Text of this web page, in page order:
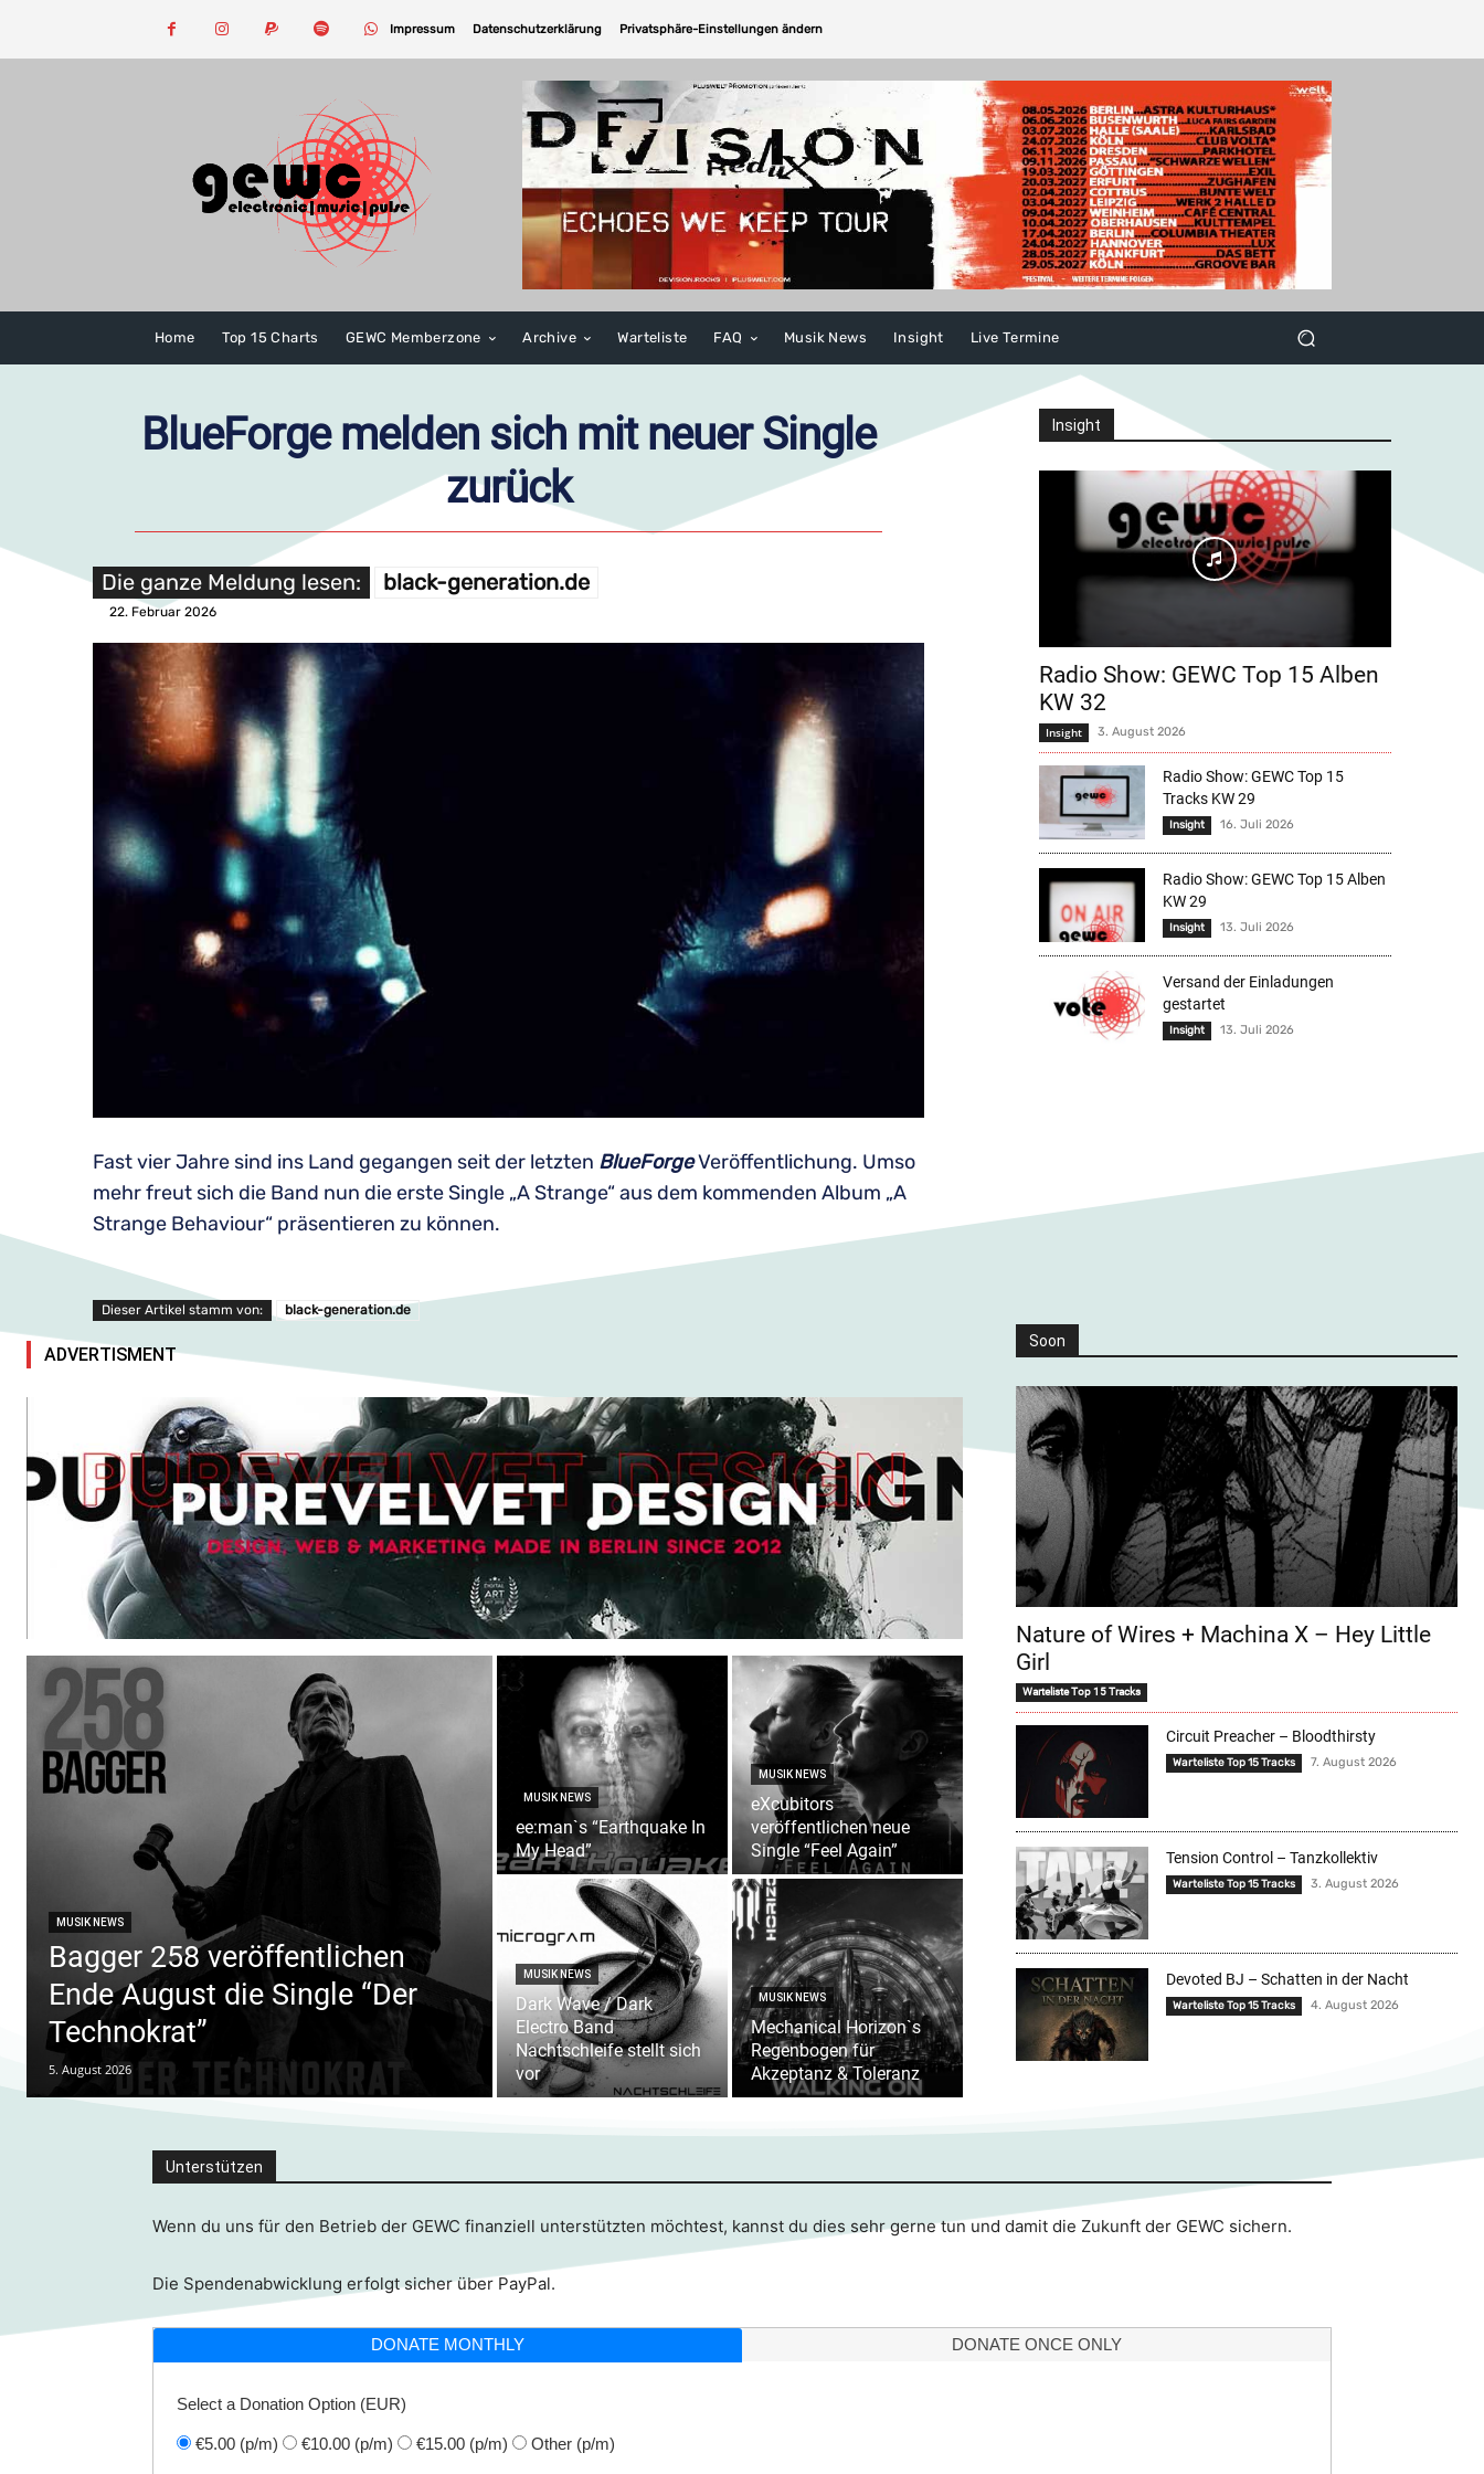
Impressum Datenschutzerklärung Privatsphäre-Einstellungen ändern
Home Top 15 Charts GEWC Memberzone Archive Warteliste FAQ Musik News Insight Live Termine
BlueForge melden sich mit neuer Single
zurück
Die ganze Meldung lesen: black-generation.de
22. Februar 2026
Fast vier Jahre sind ins Land gegangen seit der letzten BlueForgeVeröffentlichung. Umso
mehr freut sich die Band nun die erste Single „A Strange“ aus dem kommenden Album „A
Strange Behaviour“ präsentieren zu können.
Dieser Artikel stamm von: black-generation.de
Insight
Radio Show: GEWC Top 15 Alben
KW 32
Insight 3. August 2026
Radio Show: GEWC Top 15
Tracks KW 29
Insight 16. Juli 2026
Radio Show: GEWC Top 15 Alben
KW 29
Insight 13. Juli 2026
Versand der Einladungen
gestartet
Insight 13. Juli 2026
ADVERTISMENT
MUSIK NEWS
Bagger 258 veröffentlichen
Ende August die Single “Der
Technokrat”
5. August 2026
MUSIK NEWS
ee:man`s “Earthquake In
My Head”
MUSIK NEWS
eXcubitors
veröffentlichen neue
Single “Feel Again”
MUSIK NEWS
Dark Wave / Dark
Electro Band
Nachtschleife stellt sich
vor
MUSIK NEWS
Mechanical Horizon`s
Regenbogen für
Akzeptanz & Toleranz
Soon
Nature of Wires + Machina X – Hey Little
Girl
Warteliste Top 15 Tracks
Circuit Preacher – Bloodthirsty
Warteliste Top 15 Tracks 7. August 2026
Tension Control – Tanzkollektiv
Warteliste Top 15 Tracks 3. August 2026
Devoted BJ – Schatten in der Nacht
Warteliste Top 15 Tracks 4. August 2026
Unterstützen
Wenn du uns für den Betrieb der GEWC finanziell unterstützten möchtest, kannst du dies sehr gerne tun und damit die Zukunft der GEWC sichern.
Die Spendenabwicklung erfolgt sicher über PayPal.
DONATE MONTHLY DONATE ONCE ONLY
Select a Donation Option (EUR)
€5.00 (p/m) €10.00 (p/m) €15.00 (p/m) Other (p/m)